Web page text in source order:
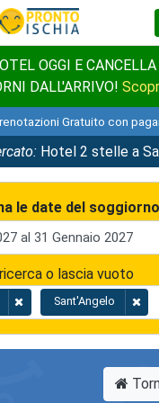
OGGI E
DALL'ARRIVO!
Gratuito con
Hotel 2 stelle a
le date del soggiorno
o lascia vuoto
Sant'Angelo